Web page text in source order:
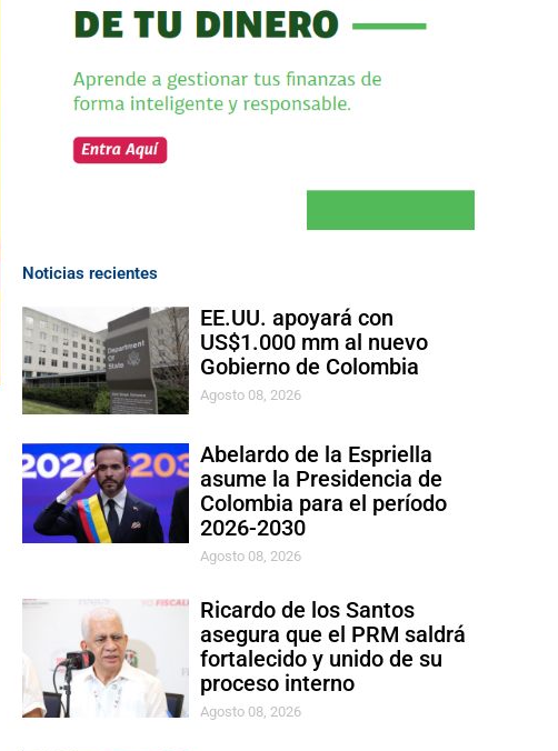
Noticias recientes
EE.UU. apoyará con
US$1.000 mm al nuevo
Gobierno de Colombia
Agosto 08, 2026
Abelardo de la Espriella
asume la Presidencia de
Colombia para el período
2026-2030
Agosto 08, 2026
Ricardo de los Santos
asegura que el PRM saldrá
fortalecido y unido de su
proceso interno
Agosto 08, 2026